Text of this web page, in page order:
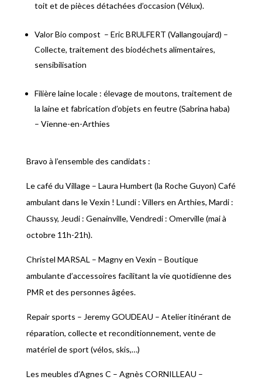
toit et de pièces détachées d’occasion (Vélux).
Valor Bio compost – Eric BRULFERT (Vallangoujard) –
Collecte, traitement des biodéchets alimentaires,
sensibilisation
Filière laine locale : élevage de moutons, traitement de
la laine et fabrication d’objets en feutre (Sabrina haba)
– Vienne-en-Arthies
Bravo à l’ensemble des candidats :
Le café du Village – Laura Humbert (la Roche Guyon) Café
ambulant dans le Vexin ! Lundi : Villers en Arthies, Mardi :
Chaussy, Jeudi : Genainville, Vendredi : Omerville (mai à
octobre 11h-21h).
Christel MARSAL – Magny en Vexin – Boutique
ambulante d’accessoires facilitant la vie quotidienne des
PMR et des personnes âgées.
Repair sports – Jeremy GOUDEAU – Atelier itinérant de
réparation, collecte et reconditionnement, vente de
matériel de sport (vélos, skis,…)
Les meubles d’Agnes C – Agnès CORNILLEAU –